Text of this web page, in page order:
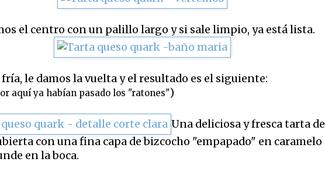
el centro con un palillo largo y si sale limpio, ya está lista.
le damos la vuelta y el resultado es el siguiente:
aquí ya habían pasado los "ratones")
Una deliciosa y fresca tarta de
con una fina capa de bizcocho "empapado" en caramelo
en la boca.